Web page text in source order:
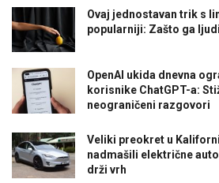
Ovaj jednostavan trik s
popularniji: Zašto ga
OpenAI ukida dnevna
korisnike ChatGPT-a:
neograničeni razgovori
Veliki preokret u
nadmašili električne
drži vrh